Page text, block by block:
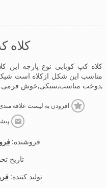
کلاه
کلاه کپ کوبایی نوع پارچه این
مناسب این شکل ازکلاه است
,دوخت مناسب,سبکی,خوش فرمی
افزودن به لیست علاقه
فروشنده:
تاریخ
تولید کننده: